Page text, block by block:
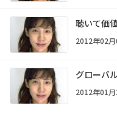
聴いて価
2012年02
グローバ
2012年01